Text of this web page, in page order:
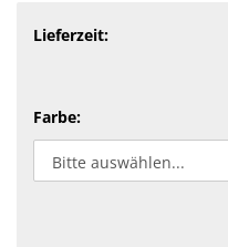
Lieferzeit:
Farbe: